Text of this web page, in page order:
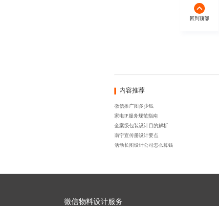
内容推荐
微信推广图多少钱
家电IP服务规范指南
全案级包装设计目的解析
南宁宣传册设计要点
活动长图设计公司怎么算钱
微信物料设计服务
回到顶部